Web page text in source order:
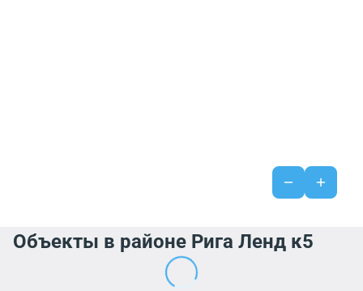
Объекты в районе Рига Ленд к5